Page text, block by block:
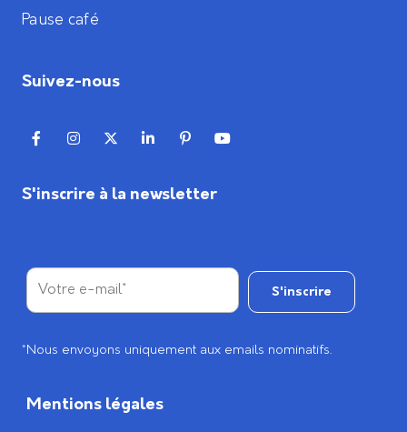
Pause café
Suivez-nous
S'inscrire à la newsletter
*Nous envoyons uniquement aux emails nominatifs.
Mentions légales